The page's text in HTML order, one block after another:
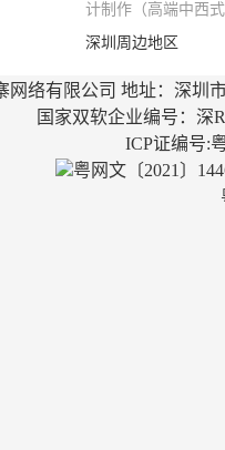
计制作（高端中西
深圳周边地区
网络有限公司 地址：深圳
国家双软企业编号：深
ICP证编号:
粤网文〔2021〕